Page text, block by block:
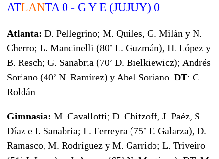
ATLANTA 0 - G Y E (JUJUY) 0
Atlanta: D. Pellegrino; M. Quiles, G. Milán y N.
Cherro; L. Mancinelli (80’ L. Guzmán), H. López y
B. Resch; G. Sanabria (70’ D. Bielkiewicz); Andrés
Soriano (40’ N. Ramírez) y Abel Soriano. DT: C.
Roldán
Gimnasia: M. Cavallotti; D. Chitzoff, J. Paéz, S.
Díaz e I. Sanabria; L. Ferreyra (75’ F. Galarza), D.
Ramasco, M. Rodríguez y M. Garrido; L. Triveiro